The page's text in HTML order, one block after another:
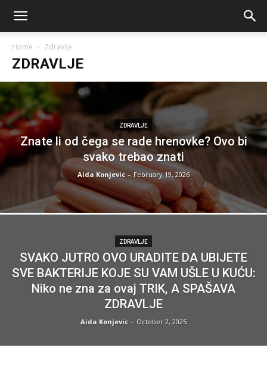
Home Zdravlje
ZDRAVLJE
ZDRAVLJE
Znate li od čega se rade hrenovke? Ovo bi
svako trebao znati
Aida Konjevic - February 19, 2026
ZDRAVLJE
SVAKO JUTRO OVO URADITE DA UBIJETE
SVE BAKTERIJE KOJE SU VAM UŠLE U KUĆU:
Niko ne zna za ovaj TRIK, A SPAŠAVA
ZDRAVLJE
Aida Konjevic - October 2, 2025